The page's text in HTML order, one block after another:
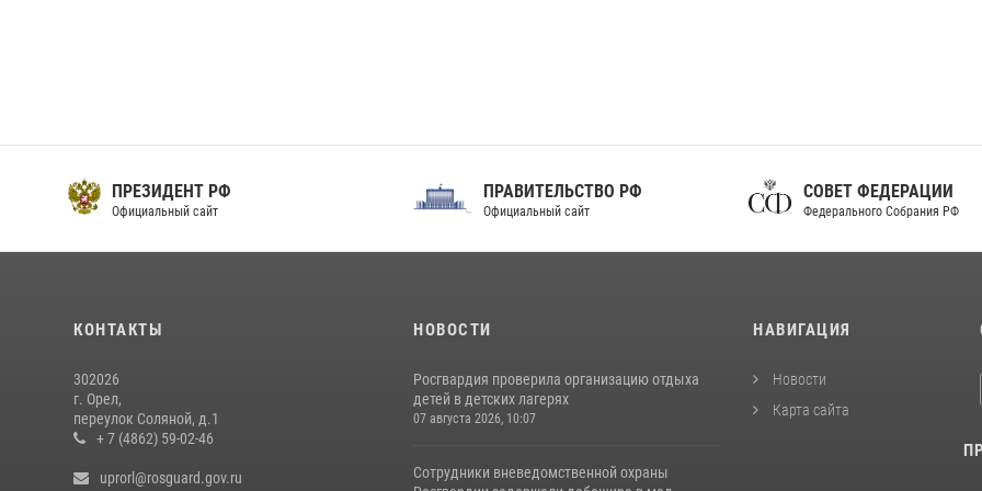
ПРЕЗИДЕНТ РФ
Официальный сайт
ПРАВИТЕЛЬСТВО РФ
Официальный сайт
СОВЕТ ФЕДЕРАЦИИ
Федерального Собрания РФ
КОНТАКТЫ
302026
г. Орел,
переулок Соляной, д.1
+ 7 (4862) 59-02-46
uprorl@rosguard.gov.ru
НОВОСТИ
Росгвардия проверила организацию отдыха
детей в детских лагерях
07 августа 2026, 10:07
Сотрудники вневедомственной охраны
НАВИГАЦИЯ
Новости
Карта сайта